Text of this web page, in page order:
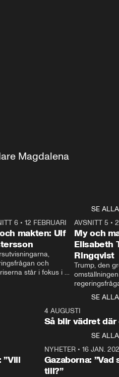
Magdalena
SE ALLA
27:30
6 •12 FEBRUARI
makten: Ulf
och
står i fokus i
ställer
Ulf Kristersson
AVSNITT 5 •
My och
Elisabeth
Ringqvist
Trump, den
centrum i
avsnittet av
Makten”. Se
Aftonbladets
Rohwedder
Thand Ring
SE ALLA
4 AUGUSTI
Så blir vädret där
SE ALLA
”Vill
NYHETER• 16 JAN.
Gazaborna:
till?”